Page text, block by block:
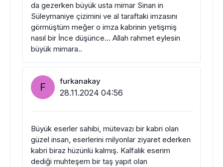
da gezerken büyük usta mimar Sinan in
Süleymaniye çizimini ve al taraftaki imzasını
görmüştüm meğer o imza kabrinin yetişmiş
nasıl bir İnce düşünce... Allah rahmet eylesin
büyük mimara..
F furkanakay
28.11.2024 04:56
Büyük eserler sahibi, mütevazı bir kabri olan
güzel insan, eserlerini milyonlar ziyaret ederken
kabri biraz hüzünlü kalmış. Kalfalık eserim
dediği muhteşem bir taş yapıt olan